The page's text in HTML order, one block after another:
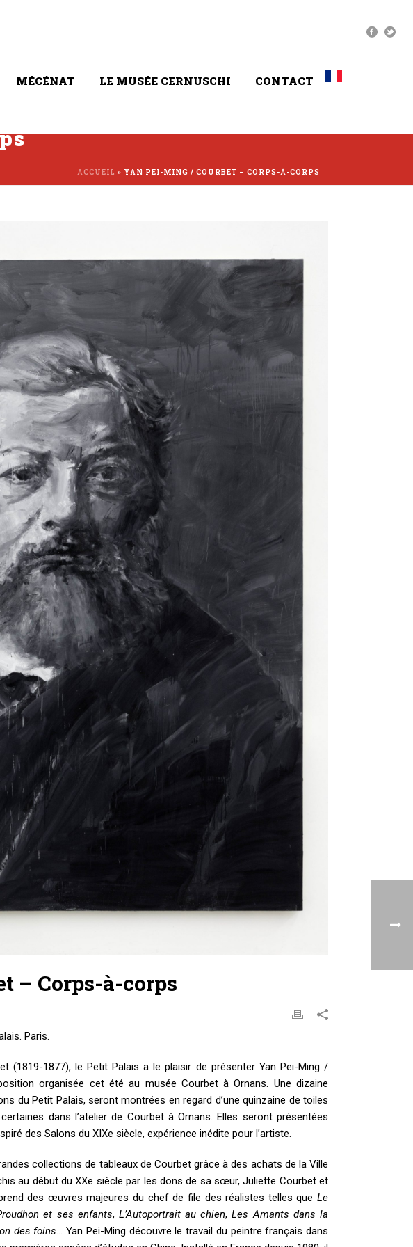
MÉCÉNAT LE MUSÉE CERNUSCHI CONTACT
ACCUEIL » YAN PEI-MING / COURBET – CORPS-À-CORPS
– Corps-à-corps
Paris.
(1819-1877), le Petit Palais a le plaisir de présenter Yan Pei-Ming /
organisée cet été au musée Courbet à Ornans. Une dizaine
du Petit Palais, seront montrées en regard d’une quinzaine de toiles
dans l’atelier de Courbet à Ornans. Elles seront présentées
des Salons du XIXe siècle, expérience inédite pour l’artiste.
collections de tableaux de Courbet grâce à des achats de la Ville
au début du XXe siècle par les dons de sa sœur, Juliette Courbet et
des œuvres majeures du chef de file des réalistes telles que Le
et ses enfants, L’Autoportrait au chien,Les Amants dans la
des foins… Yan Pei-Ming découvre le travail du peintre français dans